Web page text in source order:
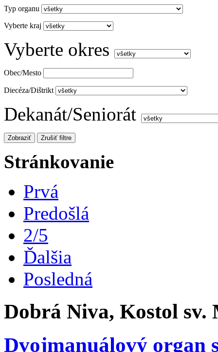
Typ organu
Vyberte kraj
Vyberte okres
Obec/Mesto
Diecéza/Dištrikt
Dekanát/Seniorát
Stránkovanie
Prvá
Predošlá
2/5
Ďalšia
Posledná
Dobrá Niva, Kostol sv.
Dvojmanuálový organ